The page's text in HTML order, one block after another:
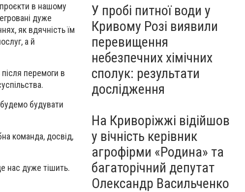
проєкти в нашому
дуже
як вдячність їм
а й
перемоги в
будувати
команда, досвід,
нас дуже тішить.
У пробі питної води у
Кривому Розі виявили
перевищення
небезпечних хімічних
сполук: результати
дослідження
На Криворіжжі відійшов
у вічність керівник
агрофірми «Родина» та
багаторічний депутат
Олександр Васильченко